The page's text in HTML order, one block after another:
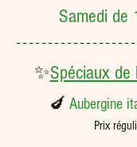
Samedi de
✨Spéciaux de
🍆 Aubergine
Prix